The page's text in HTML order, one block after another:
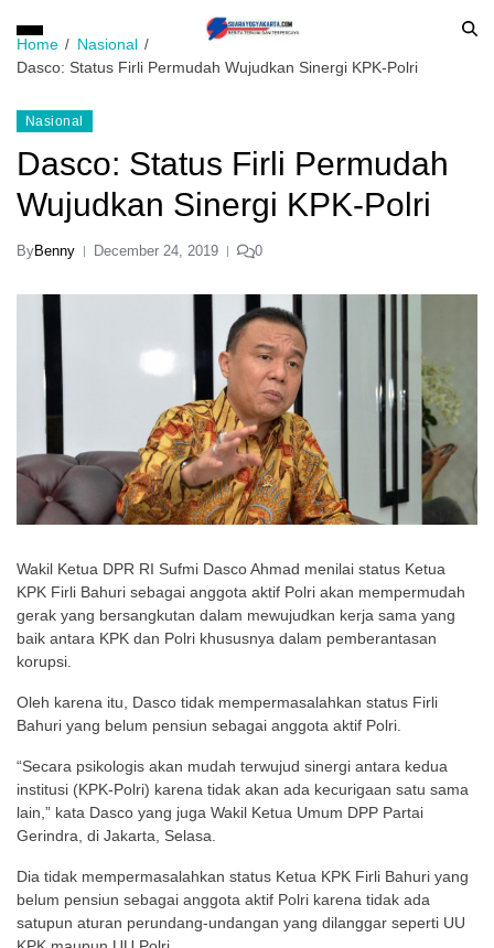
Home
Nasional
Dasco: Status Firli Permudah Wujudkan Sinergi KPK-Polri
Nasional
Dasco: Status Firli Permudah
Wujudkan Sinergi KPK-Polri
ByBenny December 24, 2019 0
Wakil Ketua DPR RI Sufmi Dasco Ahmad menilai status Ketua
KPK Firli Bahuri sebagai anggota aktif Polri akan mempermudah
gerak yang bersangkutan dalam mewujudkan kerja sama yang
baik antara KPK dan Polri khususnya dalam pemberantasan
korupsi.
Oleh karena itu, Dasco tidak mempermasalahkan status Firli
Bahuri yang belum pensiun sebagai anggota aktif Polri.
“Secara psikologis akan mudah terwujud sinergi antara kedua
institusi (KPK-Polri) karena tidak akan ada kecurigaan satu sama
lain,” kata Dasco yang juga Wakil Ketua Umum DPP Partai
Gerindra, di Jakarta, Selasa.
Dia tidak mempermasalahkan status Ketua KPK Firli Bahuri yang
belum pensiun sebagai anggota aktif Polri karena tidak ada
satupun aturan perundang-undangan yang dilanggar seperti UU